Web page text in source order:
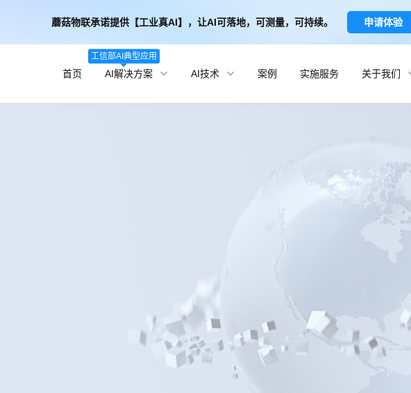
蘑菇物联承诺提供【工业真AI】，让AI可落地，可测量，可持续。 申请体验
首页 AI解决方案
工信部AI典型应用
AI技术 案例 实施服务 关于我们